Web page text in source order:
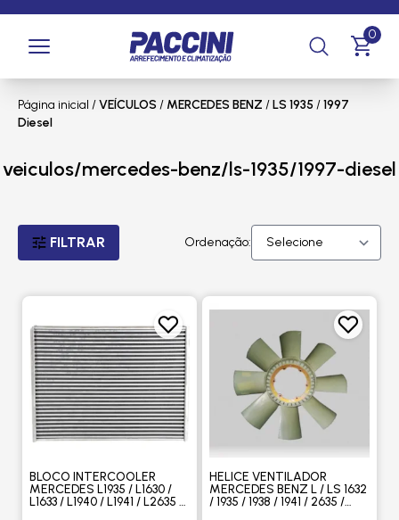
0
Página inicial /VEÍCULOS / MERCEDES BENZ /LS 1935 /1997
Diesel
veiculos/mercedes-benz/ls-1935/1997-diesel
FILTRAR Ordenação:
BLOCO INTERCOOLER
MERCEDES L1935 / L1630 /
L1633 / L1940 / L1941 / L2635 /
HELICE VENTILADOR
MERCEDES BENZ L / LS 1632
/ 1935 / 1938 / 1941 / 2635 /